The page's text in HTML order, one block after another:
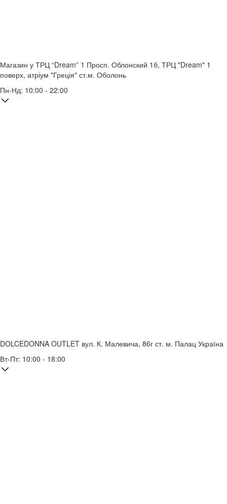
Магазин у ТРЦ “Dream” 1 Просп. Облонский 1б, ТРЦ "Dream" 1
поверх, атріум "Греція" ст.м. Оболонь
Пн-Нд: 10:00 - 22:00
DOLCEDONNA OUTLET вул. К. Малевича, 86г ст. м. Палац Україна
Вт-Пт: 10:00 - 18:00